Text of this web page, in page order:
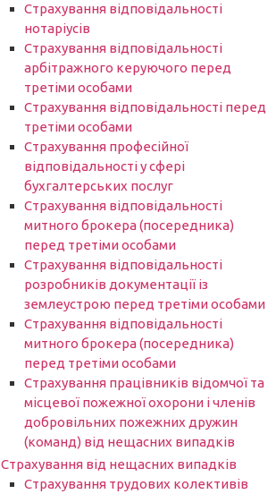
Страхування відповідальності
нотаріусів
Cтрахування відповідальності
арбітражного керуючого перед
третіми особами
Страхування відповідальності перед
третіми особами
Страхування професійної
відповідальності у сфері
бухгалтерських послуг
Страхування відповідальності
митного брокера (посередника)
перед третіми особами
Страхування відповідальності
розробників документації із
землеустрою перед третіми особами
Страхування відповідальності
митного брокера (посередника)
перед третіми особами
Страхування працівників відомчої та
місцевої пожежної охорони і членів
добровільних пожежних дружин
(команд) від нещасних випадків
Страхування від нещасних випадків
Страхування трудових колективів